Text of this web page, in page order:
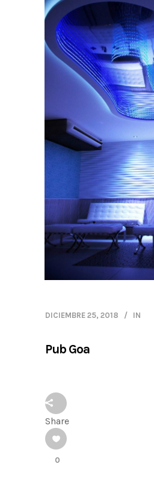
DICIEMBRE 25, 2018 IN
Pub Goa
Share
0